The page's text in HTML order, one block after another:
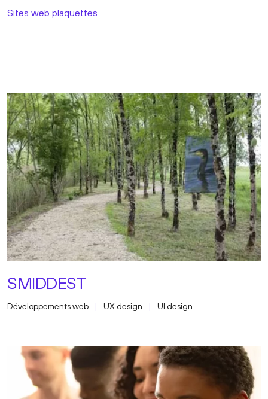
Sites web plaquettes
SMIDDEST
Développements web UX design UI design